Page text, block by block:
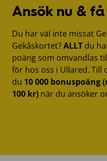
Ansök nu &
Du har väl inte missat
Gekåskortet?ALLT du
poäng som omvandlas
för hos oss i Ullared. Till
du 10 000 bonuspoäng
100 kr) när du ansöker